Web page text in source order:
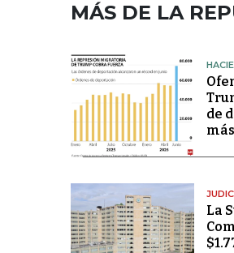
MÁS DE LA
de
La